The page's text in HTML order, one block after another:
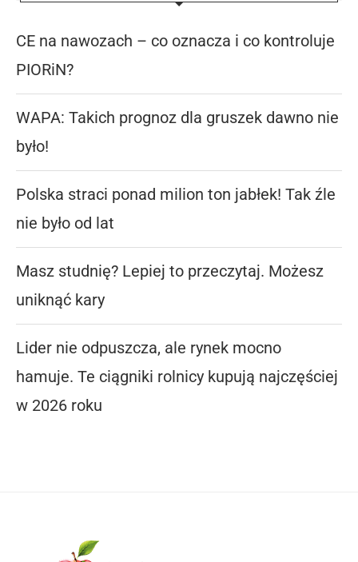
CE na nawozach – co oznacza i co kontroluje
PIORiN?
WAPA: Takich prognoz dla gruszek dawno nie
było!
Polska straci ponad milion ton jabłek! Tak źle
nie było od lat
Masz studnię? Lepiej to przeczytaj. Możesz
uniknąć kary
Lider nie odpuszcza, ale rynek mocno
hamuje. Te ciągniki rolnicy kupują najczęściej
w 2026 roku